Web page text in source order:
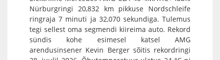
Nürburgringi 20,832 km pikkuse Nordschleife
ringraja 7 minuti ja 32,070 sekundiga. Tulemus
tegi sellest oma segmendi kiireima auto. Rekord
sündis kohe esimesel katsel AMG
arendusinsener Kevin Berger sõitis rekordringi